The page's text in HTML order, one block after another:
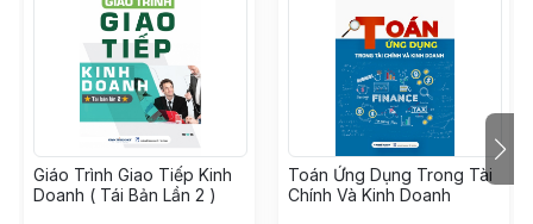
Giáo Trình Giao Tiếp Kinh
Doanh ( Tái Bản Lần 2 )
Toán Ứng Dụng Trong Tài
Chính Và Kinh Doanh